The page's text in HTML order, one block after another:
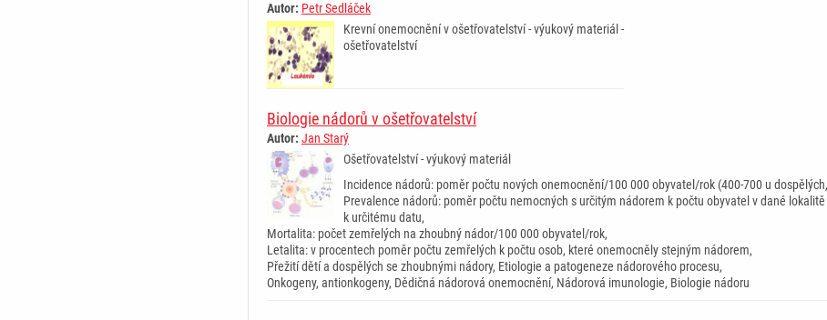
Autor: Petr Sedláček
Krevní onemocnění v ošetřovatelství - výukový materiál -
ošetřovatelství
Biologie nádorů v ošetřovatelství
Autor: Jan Starý
Ošetřovatelství - výukový materiál
Incidence nádorů: poměr počtu nových onemocnění/100 000 obyvatel/rok (400-700 u
Prevalence nádorů: poměr počtu nemocných s určitým nádorem k počtu obyvatel v dané
k určitému datu,
Mortalita: počet zemřelých na zhoubný nádor/100 000 obyvatel/rok,
Letalita: v procentech poměr počtu zemřelých k počtu osob, které onemocněly stejným nádorem,
Přežití dětí a dospělých se zhoubnými nádory, Etiologie a patogeneze nádorového procesu,
Onkogeny, antionkogeny, Dědičná nádorová onemocnění, Nádorová imunologie, Biologie nádoru